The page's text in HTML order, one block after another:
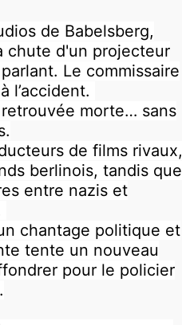
de Babelsberg,
chute d'un projecteur
Le commissaire
l’accident.
morte… sans
de films rivaux,
berlinois, tandis que
entre nazis et
chantage politique et
tente un nouveau
pour le policier